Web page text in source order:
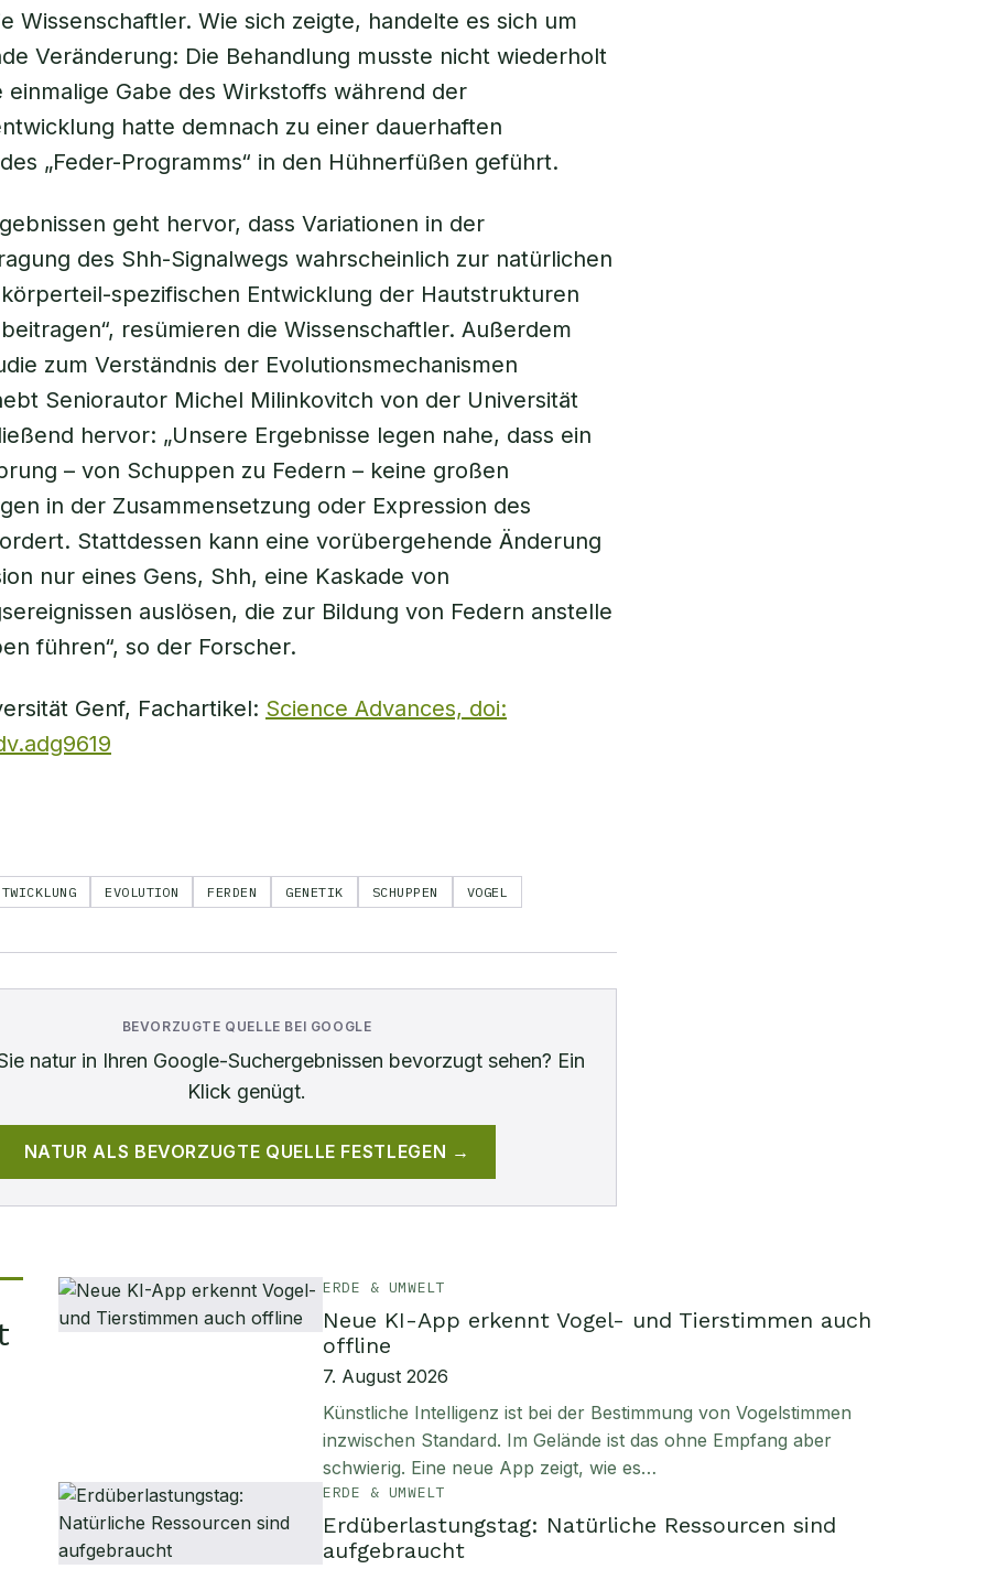
Wissenschaftler. Wie sich zeigte, handelte es sich um
Veränderung: Die Behandlung musste nicht wiederholt
einmalige Gabe des Wirkstoffs während der
hatte demnach zu einer dauerhaften
„Feder-Programms“ in den Hühnerfüßen geführt.
geht hervor, dass Variationen in der
des Shh-Signalwegs wahrscheinlich zur natürlichen
spezifischen Entwicklung der Hautstrukturen
resümieren die Wissenschaftler. Außerdem
zum Verständnis der Evolutionsmechanismen
Seniorautor Michel Milinkovitch von der Universität
hervor: „Unsere Ergebnisse legen nahe, dass ein
– von Schuppen zu Federn – keine großen
in der Zusammensetzung oder Expression des
Stattdessen kann eine vorübergehende Änderung
nur eines Gens, Shh, eine Kaskade von
auslösen, die zur Bildung von Federn anstelle
führen“, so der Forscher.
Genf, Fachartikel: Science Advances, doi:
EVOLUTION FERDEN GENETIK SCHUPPEN VOGEL
BEVORZUGTE QUELLE BEI GOOGLE
naturin Ihren Google-Suchergebnissen bevorzugt sehen? Ein
Klick genügt.
NATUR ALS BEVORZUGTE QUELLE FESTLEGEN →
ERDE & UMWELT
Neue KI-App erkennt Vogel- und Tierstimmen auch
offline
7. August 2026
Künstliche Intelligenz ist bei der Bestimmung von Vogelstimmen
inzwischen Standard. Im Gelände ist das ohne Empfang aber
schwierig. Eine neue App zeigt, wie es…
ERDE & UMWELT
Erdüberlastungstag: Natürliche Ressourcen sind
aufgebraucht